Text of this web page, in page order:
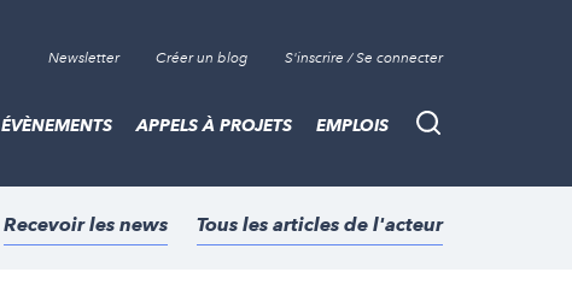
Newsletter Créer un blog S'inscrire / Se connecter
Recherche
ÉVÈNEMENTS APPELS À PROJETS EMPLOIS
Recevoir les news Tous les articles de l'acteur